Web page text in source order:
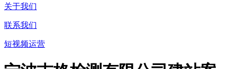
关于我们
联系我们
短视频运营